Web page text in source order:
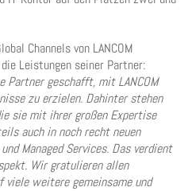
Channels von LANCOM
Leistungen seiner Partner:
Partner geschafft, mit LANCOM
zu erzielen. Dahinter stehen
sie mit ihrer großen Expertise
auch in noch recht neuen
Managed Services. Das verdient
Wir gratulieren allen
viele weitere gemeinsame und